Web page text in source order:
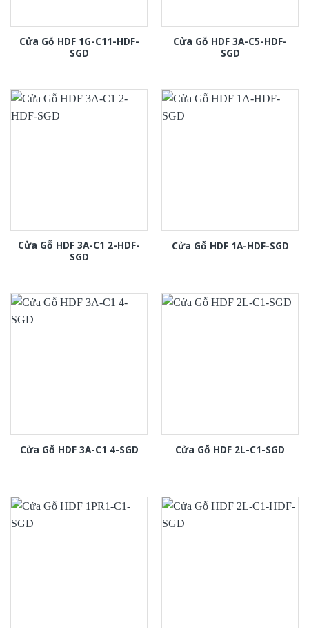
Cửa Gỗ HDF 1G-C11-HDF-
SGD
Cửa Gỗ HDF 3A-C5-HDF-
SGD
Cửa Gỗ HDF 3A-C1 2-HDF-
SGD
Cửa Gỗ HDF 1A-HDF-SGD
Cửa Gỗ HDF 3A-C1 4-SGD Cửa Gỗ HDF 2L-C1-SGD